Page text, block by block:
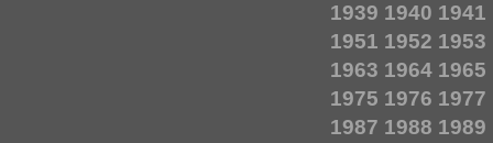
1939 1940 1941
1951 1952 1953
1963 1964 1965
1975 1976 1977
1987 1988 1989